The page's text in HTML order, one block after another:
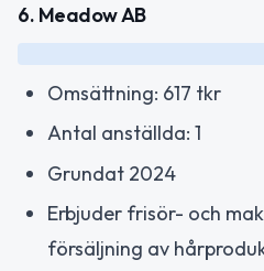
6. Meadow AB
Omsättning: 617 tkr
Antal anställda: 1
Grundat 2024
Erbjuder frisör- och
försäljning av